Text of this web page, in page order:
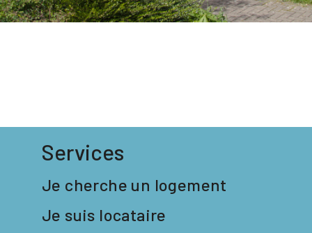
Services
Je cherche un logement
Je suis locataire